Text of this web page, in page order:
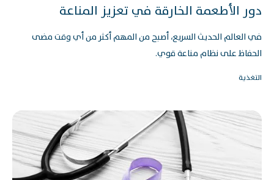
دور الأطعمة الخارقة في تعزيز المناعة
في العالم الحديث السريع، أصبح من المهم أكثر من أي وقت مضى
الحفاظ على نظام مناعة قوي.
التغذية